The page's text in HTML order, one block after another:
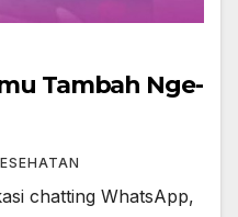
Tambah Nge-
chatting WhatsApp,